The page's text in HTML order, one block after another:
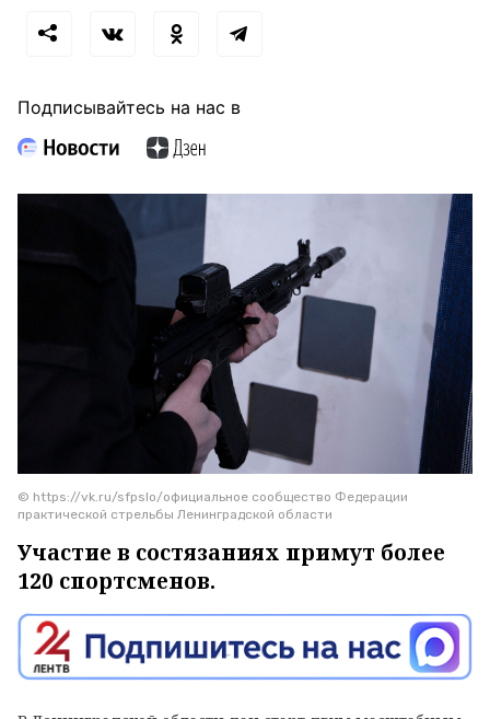
Подписывайтесь на нас в
© https://vk.ru/sfpslo/официальное сообщество Федерации
практической стрельбы Ленинградской области
Участие в состязаниях примут более
120 спортсменов.